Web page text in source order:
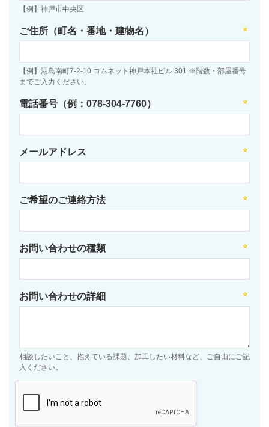
【例】神戸市中央区
ご住所（町名・番地・建物名）
【例】港島南町7-2-10 コムネット神戸本社ビル 301 ※階数・部屋番号
までご入力ください。
電話番号（例：078-304-7760）
メールアドレス
ご希望のご連絡方法
お問い合わせの種類
お問い合わせの詳細
相談したいこと、抱えている課題、加工したい材料など、ご自由にご記
入ください。